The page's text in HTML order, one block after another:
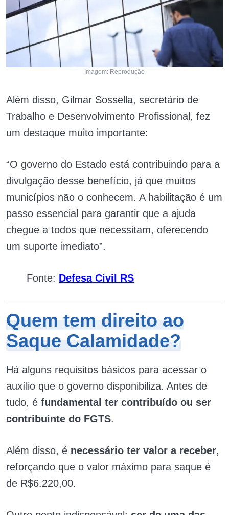
Imagem: Reprodução
Além disso, Gilmar Sossella, secretário de
Trabalho e Desenvolvimento Profissional, fez
um destaque muito importante:
“O governo do Estado está contribuindo para a
divulgação desse benefício, já que muitos
municípios não o conhecem. A habilitação é um
passo essencial para garantir que a ajuda
chegue a todos que necessitam, oferecendo
um suporte imediato”.
Fonte: Defesa Civil RS
Quem tem direito ao
Saque Calamidade?
Há alguns requisitos básicos para acessar o
auxílio que o governo disponibiliza. Antes de
tudo, é fundamental ter contribuído ou ser
contribuinte do FGTS.
Além disso, é necessário ter valor a receber,
reforçando que o valor máximo para saque é
de R$6.220,00.